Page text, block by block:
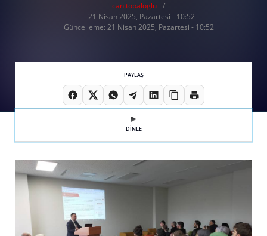
can.topaloglu
21 Nisan 2025, Pazartesi - 10:52
Güncelleme: 21 Nisan 2025, Pazartesi - 10:52
PAYLAŞ
DİNLE